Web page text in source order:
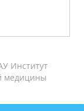
Институт
медицины